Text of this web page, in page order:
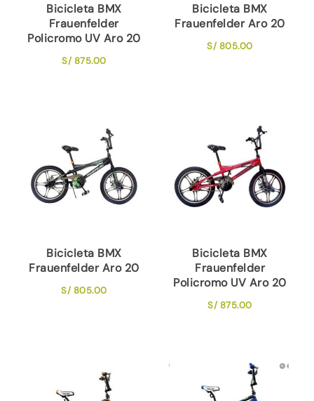
Bicicleta BMX
Frauenfelder
Policromo UV Aro 20
S/875.00
Bicicleta BMX
Frauenfelder Aro 20
S/805.00
Bicicleta BMX
Frauenfelder Aro 20
S/805.00
Bicicleta BMX
Frauenfelder
Policromo UV Aro 20
S/875.00